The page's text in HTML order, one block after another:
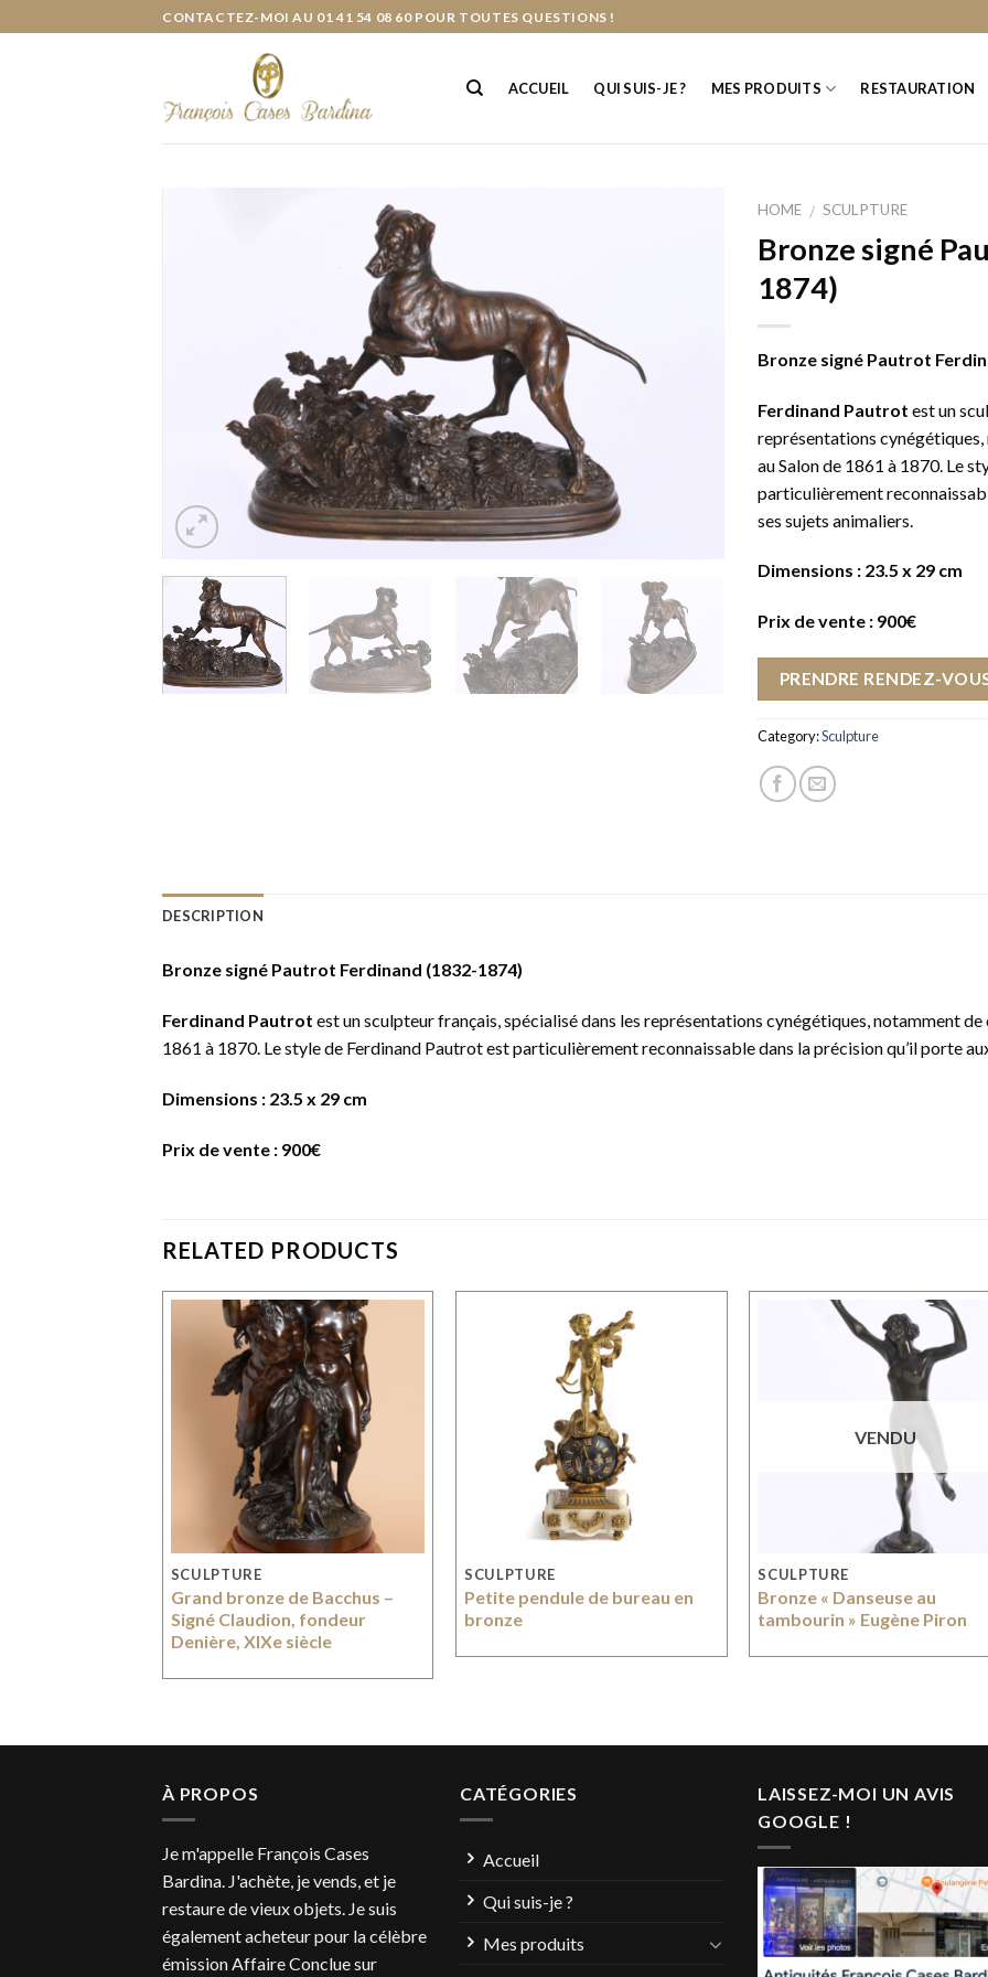
CONTACTEZ-MOI AU 01 41 54 08 60 POUR TOUTES QUESTIONS !
ACCUEIL QUI SUIS-JE ? MES PRODUITS RESTAURATION
HOME / SCULPTURE
Bronze signé
1874)
Bronze signé Pautrot
Ferdinand Pautrot est un
représentations cynégétiques,
au Salon de 1861 à 1870. Le
particulièrement
ses sujets animaliers.
Dimensions : 23.5 x 29 cm
Prix de vente : 900€
PRENDRE RENDEZ-
Category:Sculpture
DESCRIPTION
Bronze signé Pautrot Ferdinand (1832-1874)
Ferdinand Pautrot est un sculpteur français, spécialisé dans les représentations cynégétiques, notamment de
1861 à 1870. Le style de Ferdinand Pautrot est particulièrement reconnaissable dans la précision qu’il porte
Dimensions : 23.5 x 29 cm
Prix de vente : 900€
RELATED PRODUCTS
SCULPTURE
Grand bronze de Bacchus –
Signé Claudion, fondeur
Denière, XIXe siècle
SCULPTURE
Petite pendule de bureau en
bronze
VENDU
SCULPTURE
Bronze « Danseuse au
tambourin » Eugène Piron
À PROPOS
Je m'appelle François Cases
Bardina. J'achète, je vends, et je
restaure de vieux objets. Je suis
également acheteur pour la célèbre
émission Affaire Conclue sur
CATÉGORIES
Accueil
Qui suis-je ?
Mes produits
LAISSEZ-MOI UN AVIS
GOOGLE !